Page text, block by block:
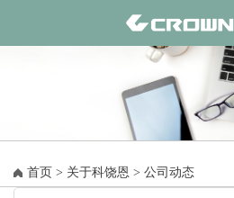
首页 > 关于科饶恩 > 公司动态